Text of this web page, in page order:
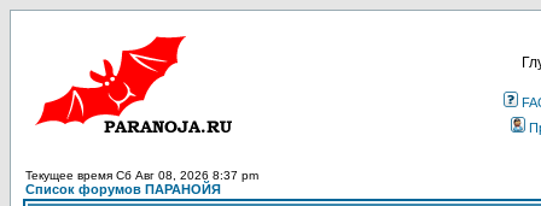
Текущее время Сб Авг 08, 2026 8:37 pm
Список форумов ПАРАНОЙЯ